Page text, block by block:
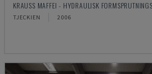
KRAUSS MAFFEI - HYDRAULISK
TJECKIEN 2006